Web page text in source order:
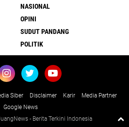
NASIONAL
OPINI
SUDUT PANDANG
POLITIK
Siber Disclaimer Karir
Media Partner
Google News
- Berita Terkini Indonesia